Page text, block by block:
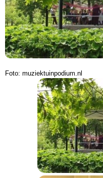
Foto: muziektuinpodium.nl